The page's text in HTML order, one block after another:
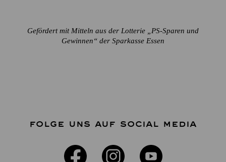
Gefördert mit Mitteln aus der Lotterie „PS-Sparen und
Gewinnen“ der Sparkasse Essen
FOLGE UNS AUF SOCIAL MEDIA